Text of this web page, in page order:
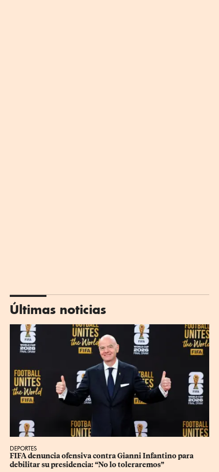
Últimas noticias
DEPORTES
FIFA denuncia ofensiva contra Gianni Infantino para
debilitar su presidencia: “No lo toleraremos”